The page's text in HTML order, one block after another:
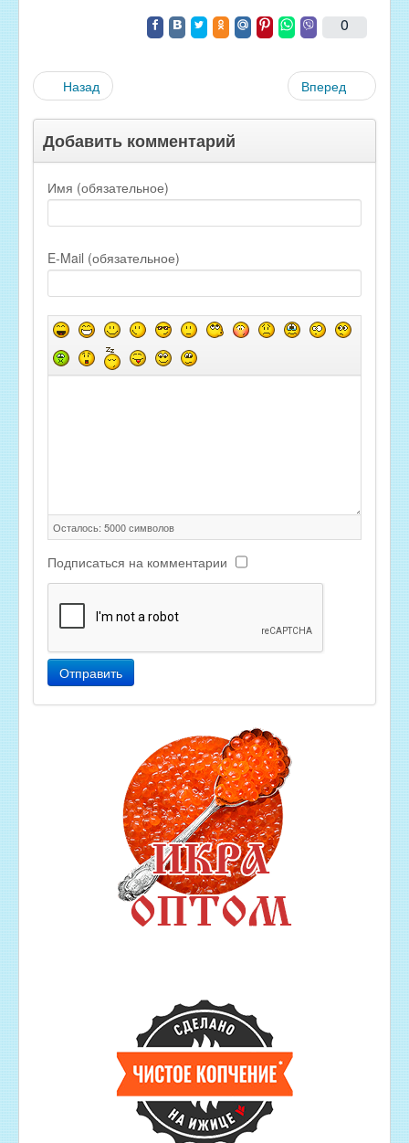
0
Назад Вперед
Добавить комментарий
Имя (обязательное)
E-Mail (обязательное)
Осталось: 5000символов
Подписаться на комментарии
Отправить